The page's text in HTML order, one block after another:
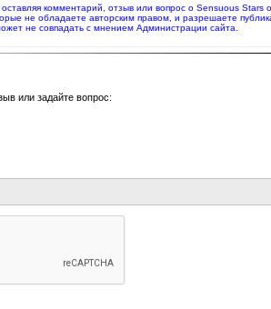
комментарий, отзыв или вопрос о Sensuous
не обладаете авторским правом, и разрешаете
не совпадать с мнением Администрации сайта.
или задайте вопрос: